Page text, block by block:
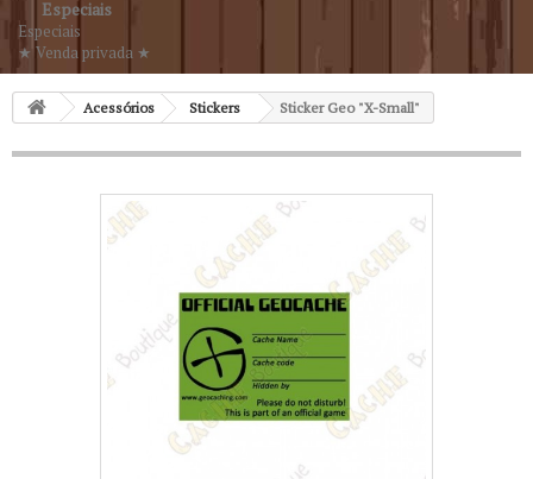
Especiais
Especiais
★ Venda privada ★
Acessórios Stickers Sticker Geo "X-Small"